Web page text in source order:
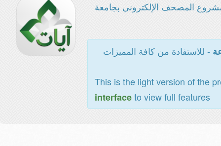
المصحف الإلكتروني بجامعة
- للاستفادة من كافة المميزات
This is the light version of the
interfaceto view full features